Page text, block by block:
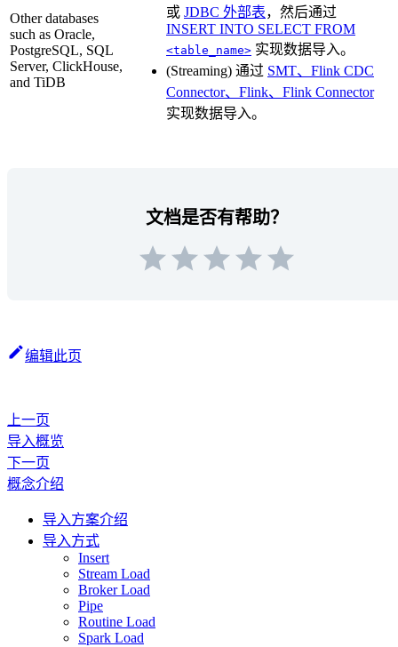
Other databases
such as Oracle,
PostgreSQL, SQL
Server, ClickHouse,
and TiDB
或 JDBC 外部表，然后通过
INSERT INTO SELECT FROM
<table_name> 实现数据导入。
(Streaming) 通过 SMT、Flink CDC
Connector、Flink、Flink Connector
实现数据导入。
文档是否有帮助？
编辑此页
上一页
导入概览
下一页
概念介绍
导入方案介绍
导入方式
Insert
Stream Load
Broker Load
Pipe
Routine Load
Spark Load